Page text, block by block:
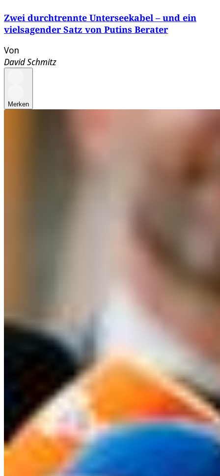
Zwei durchtrennte Unterseekabel – und ein
vielsagender Satz von Putins Berater
Von
David Schmitz
Merken